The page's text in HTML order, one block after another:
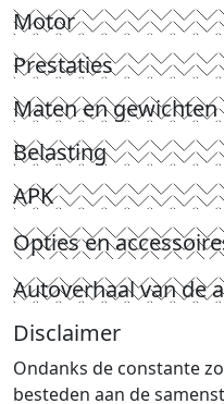
Motor
Prestaties
Maten en gewichten
Belasting
APK
Opties en
Autoverhaal van de
Disclaimer
Ondanks de constante
besteden aan de